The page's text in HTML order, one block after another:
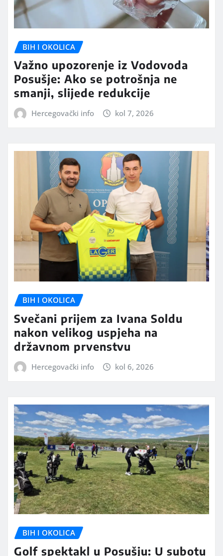
BIH I OKOLICA
Važno upozorenje iz Vodovoda
Posušje: Ako se potrošnja ne
smanji, slijede redukcije
Hercegovački info kol 7, 2026
BIH I OKOLICA
Svečani prijem za Ivana Soldu
nakon velikog uspjeha na
državnom prvenstvu
Hercegovački info kol 6, 2026
BIH I OKOLICA
Golf spektakl u Posušju: U subotu